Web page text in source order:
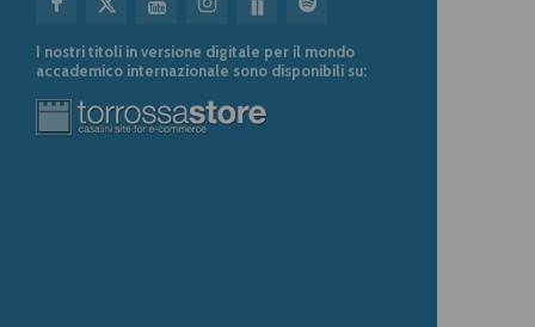
I nostri titoli in versione digitale per il mondo
accademico internazionale sono disponibili su: